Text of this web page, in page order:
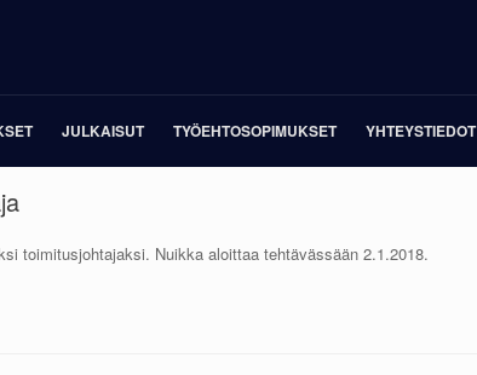
JULKAISUT TYÖEHTOSOPIMUKSET YHTEYSTIEDOT
toimitusjohtajaksi. Nuikka aloittaa tehtävässään 2.1.2018.